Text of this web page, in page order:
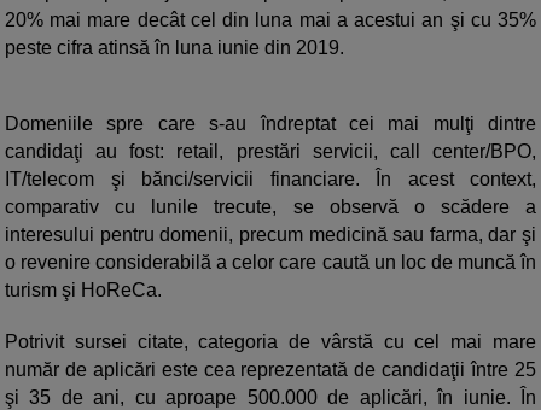
20% mai mare decât cel din luna mai a acestui an şi cu 35%
peste cifra atinsă în luna iunie din 2019.
Domeniile spre care s-au îndreptat cei mai mulţi dintre
candidaţi au fost: retail, prestări servicii, call center/BPO,
IT/telecom şi bănci/servicii financiare. În acest context,
comparativ cu lunile trecute, se observă o scădere a
interesului pentru domenii, precum medicină sau farma, dar şi
o revenire considerabilă a celor care caută un loc de muncă în
turism şi HoReCa.
Potrivit sursei citate, categoria de vârstă cu cel mai mare
număr de aplicări este cea reprezentată de candidaţii între 25
şi 35 de ani, cu aproape 500.000 de aplicări, în iunie. În